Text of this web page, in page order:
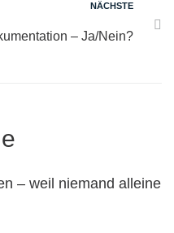
NÄCHSTE
– Ja/Nein?
– weil niemand alleine